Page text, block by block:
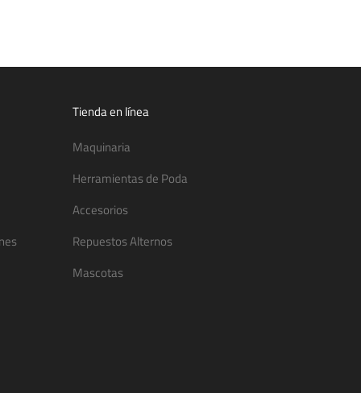
Tienda en línea
Maquinaria
Herramientas de Poda
Accesorios
Repuestos Alternos
Mascotas